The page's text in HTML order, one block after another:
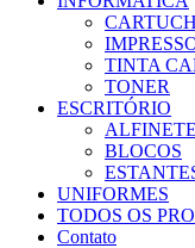
TINTA
TONER
ESCRITÓRIO
BLOCOS
UNIFORMES
TODOS OS
Contato